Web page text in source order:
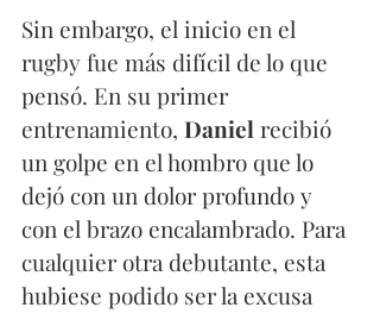
Sin embargo, el inicio en el
rugby fue más difícil de lo que
pensó. En su primer
entrenamiento, Daniel recibió
un golpe en el hombro que lo
dejó con un dolor profundo y
con el brazo encalambrado. Para
cualquier otra debutante, esta
hubiese podido ser la excusa